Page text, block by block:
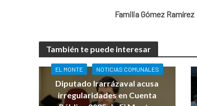
Familia Gómez Ramírez
También te puede interesar
EL MONTE NOTICIAS COMUNALES
Diputado Irarrázaval acusa
irregularidades en Cuenta